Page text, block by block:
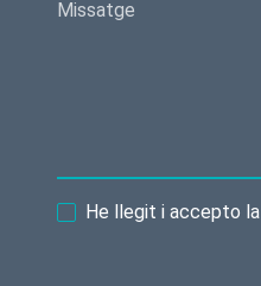
He llegit i accepto la